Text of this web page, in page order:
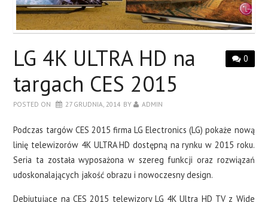
0
LG 4K ULTRA HD na
targach CES 2015
POSTED ON 27 GRUDNIA, 2014 BY ADMIN
Podczas targów CES 2015 firma LG Electronics (LG) pokaże nową
linię telewizorów 4K ULTRA HD dostępną na rynku w 2015 roku.
Seria ta została wyposażona w szereg funkcji oraz rozwiązań
udoskonalających jakość obrazu i nowoczesny design.
Debiutujące na CES 2015 telewizory LG 4K Ultra HD TV z Wide